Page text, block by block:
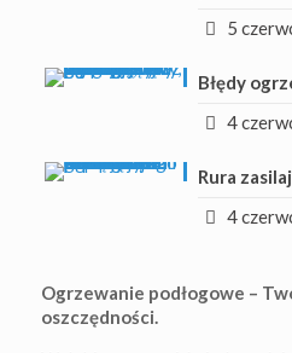
5
Błędy
4
Rura
4
Ogrzewanie podłogowe –
oszczędności.